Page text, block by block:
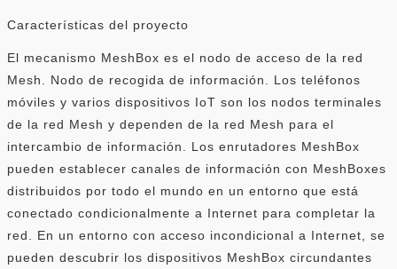
Características del proyecto
El mecanismo MeshBox es el nodo de acceso de la red
Mesh. Nodo de recogida de información. Los teléfonos
móviles y varios dispositivos IoT son los nodos terminales
de la red Mesh y dependen de la red Mesh para el
intercambio de información. Los enrutadores MeshBox
pueden establecer canales de información con MeshBoxes
distribuidos por todo el mundo en un entorno que está
conectado condicionalmente a Internet para completar la
red. En un entorno con acceso incondicional a Internet, se
pueden descubrir los dispositivos MeshBox circundantes